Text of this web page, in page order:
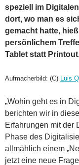
speziell im
dort, wo man es
gemacht hatte,
persönlichem
Tablet statt
Aufmacherbild: (C) Luis
„Wohin geht es in
berichten wir in
Erfahrungen mit der
Phase des
allmählich einem
jetzt eine neue